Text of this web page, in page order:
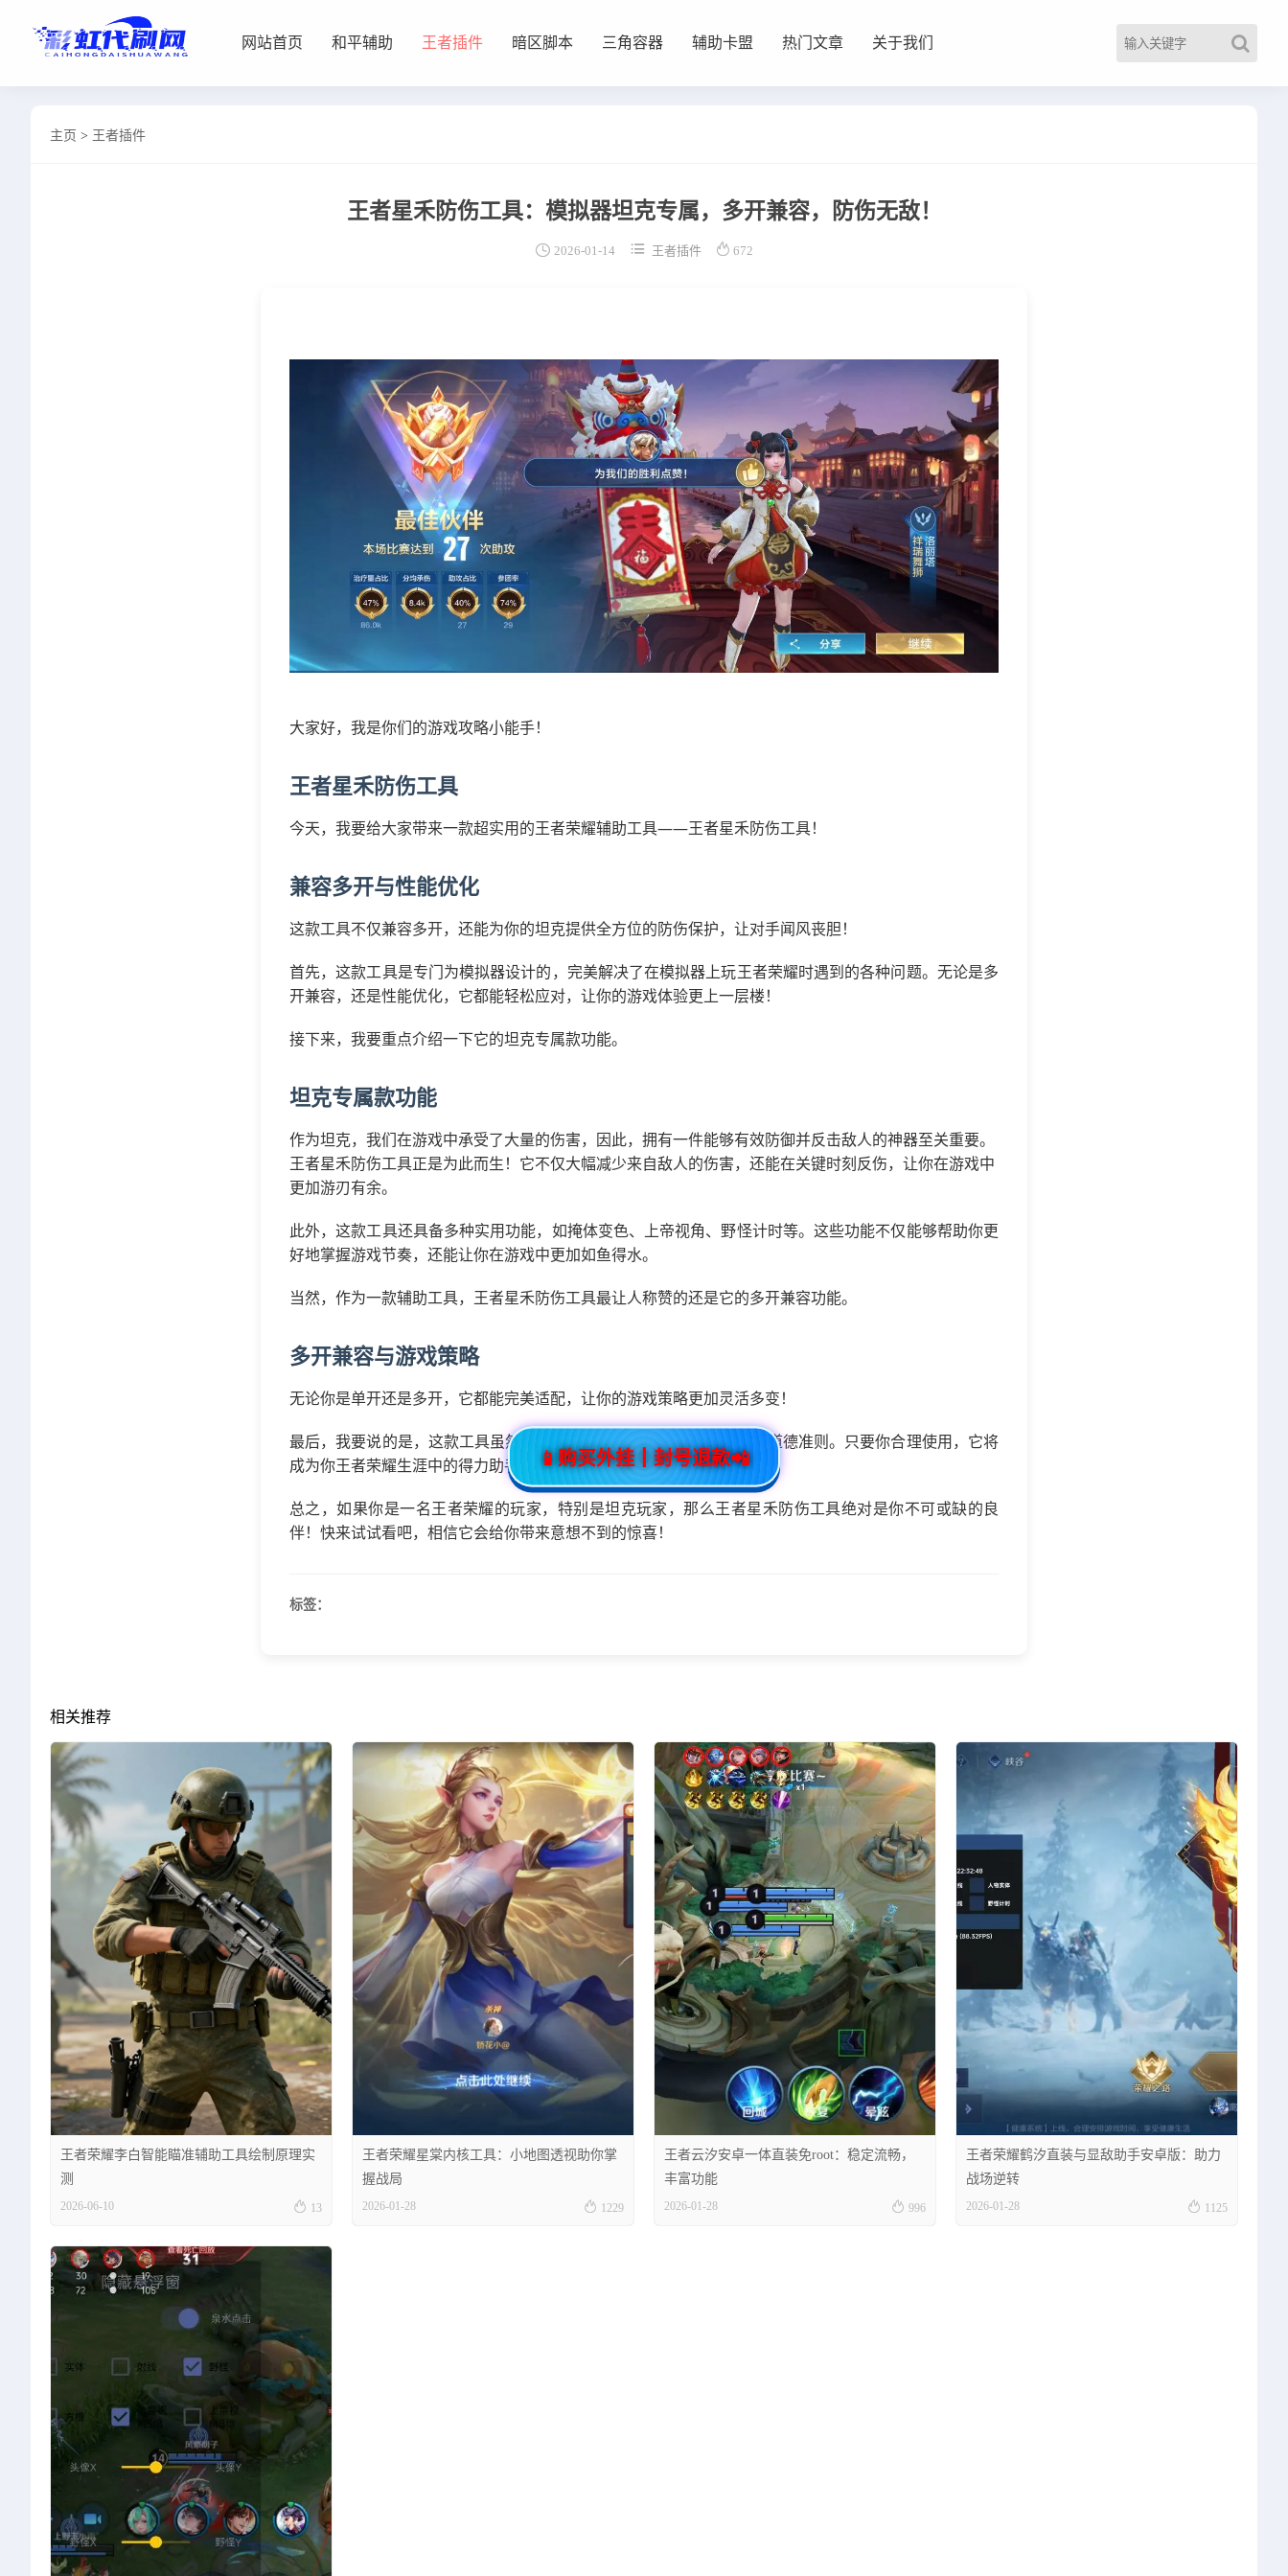
网站首页 和平辅助 王者插件 暗区脚本 三角容器 辅助卡盟 热门文章 关于我们
网站首页
主页 > 王者插件
王者星禾防伤工具：模拟器坦克专属，多开兼容，防伤无敌！
 2026-01-14  王者插件  672
大家好，我是你们的游戏攻略小能手！
王者星禾防伤工具
今天，我要给大家带来一款超实用的王者荣耀辅助工具——王者星禾防伤工具！
兼容多开与性能优化
这款工具不仅兼容多开，还能为你的坦克提供全方位的防伤保护，让对手闻风丧胆！
首先，这款工具是专门为模拟器设计的，完美解决了在模拟器上玩王者荣耀时遇到的各种问题。无论是多
开兼容，还是性能优化，它都能轻松应对，让你的游戏体验更上一层楼！
接下来，我要重点介绍一下它的坦克专属款功能。
坦克专属款功能
作为坦克，我们在游戏中承受了大量的伤害，因此，拥有一件能够有效防御并反击敌人的神器至关重要。
王者星禾防伤工具正是为此而生！它不仅大幅减少来自敌人的伤害，还能在关键时刻反伤，让你在游戏中
更加游刃有余。
此外，这款工具还具备多种实用功能，如掩体变色、上帝视角、野怪计时等。这些功能不仅能够帮助你更
好地掌握游戏节奏，还能让你在游戏中更加如鱼得水。
当然，作为一款辅助工具，王者星禾防伤工具最让人称赞的还是它的多开兼容功能。
多开兼容与游戏策略
无论你是单开还是多开，它都能完美适配，让你的游戏策略更加灵活多变！
最后，我要说的是，这款工具虽然功能强大，但并不会违反游戏规则或道德准则。只要你合理使用，它将
成为你王者荣耀生涯中的得力助手！
总之，如果你是一名王者荣耀的玩家，特别是坦克玩家，那么王者星禾防伤工具绝对是你不可或缺的良
伴！快来试试看吧，相信它会给你带来意想不到的惊喜！
标签：
相关推荐
王者荣耀李白智能瞄准辅助工具绘制原理实
测
2026-06-10  13
王者荣耀星棠内核工具：小地图透视助你掌
握战局
2026-01-28  1229
王者云汐安卓一体直装免root：稳定流畅，
丰富功能
2026-01-28  996
王者荣耀鹤汐直装与显敌助手安卓版：助力
战场逆转
2026-01-28  1125
📱购买外挂┃封号退款📲